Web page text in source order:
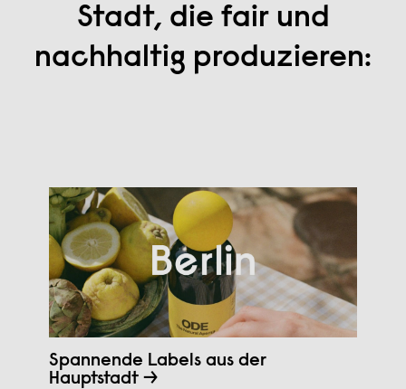
Stadt, die fair und
nachhaltig produzieren:
Spannende Labels aus der
Hauptstadt →